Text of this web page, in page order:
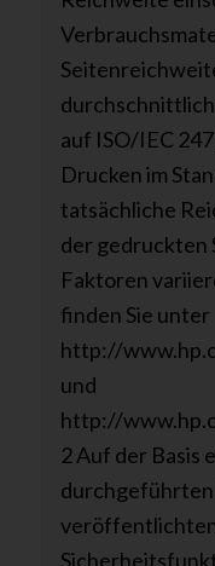
auf ISO/IEC
Drucken im
tatsächliche
der gedruckten
Faktoren
finden Sie unter
http://
und
http://
2 Auf der Basis